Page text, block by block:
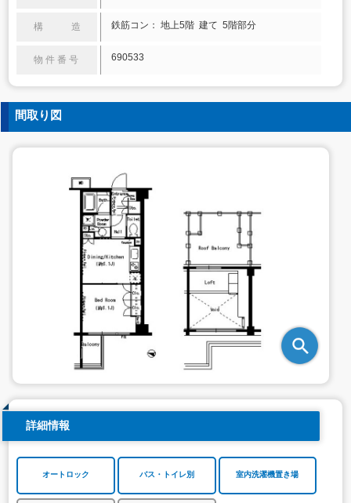
構 造 鉄筋コン： 地上5階 建て 5階部分
物件番号 690533
間取り図
詳細情報
オートロック バス・トイレ別 室内洗濯機置き場